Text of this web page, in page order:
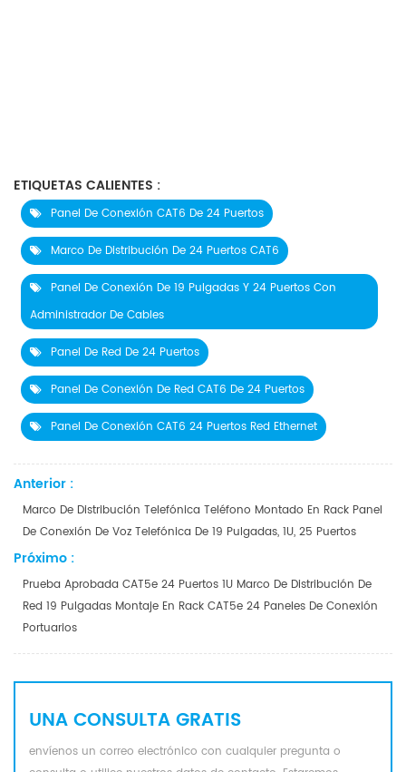
ETIQUETAS CALIENTES :
Panel De Conexión CAT6 De 24 Puertos
Marco De Distribución De 24 Puertos CAT6
Panel De Conexión De 19 Pulgadas Y 24 Puertos Con
Administrador De Cables
Panel De Red De 24 Puertos
Panel De Conexión De Red CAT6 De 24 Puertos
Panel De Conexión CAT6 24 Puertos Red Ethernet
Anterior :
Marco De Distribución Telefónica Teléfono Montado En Rack Panel
De Conexión De Voz Telefónica De 19 Pulgadas, 1U, 25 Puertos
Próximo :
Prueba Aprobada CAT5e 24 Puertos 1U Marco De Distribución De
Red 19 Pulgadas Montaje En Rack CAT5e 24 Paneles De Conexión
Portuarios
UNA CONSULTA GRATIS
envíenos un correo electrónico con cualquier pregunta o